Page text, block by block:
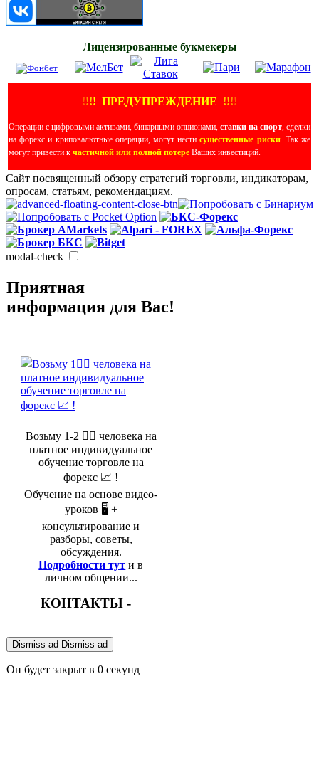
Лицензированные букмекеры
!!!! ПРЕДУПРЕЖДЕНИЕ !!!!
Операции с цифровыми активами, бинарными опционами, ставки на спорт , сделки
на форекс и криповалютные операции, могут нестисущественные риски. Так же
могут привести к частичной или полной потере Ваших инвестиций.
Сайт посвященный обзору стратегий торговли, индикаторам,
опросам, статьям, рекомендациям.
modal-check
Приятная
информация для Вас!
Возьму 1-2 🤵‍♂️ человека на
платное индивидуальное
обучение торговле на
форекс 📈 !
Обучение на основе видео-
уроков 🖥️ +
консультирование и
разборы, советы,
обсуждения.
Подробности тут и в
личном общении...
КОНТАКТЫ -
Dismiss ad Dismiss ad
Он будет закрыт в 0 секунд